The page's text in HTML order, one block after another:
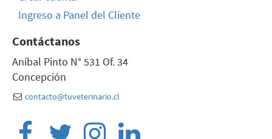
Ingreso a Panel del Cliente
Contáctanos
Aníbal Pinto N° 531 Of. 34
Concepción
contacto@tuveterinario.cl